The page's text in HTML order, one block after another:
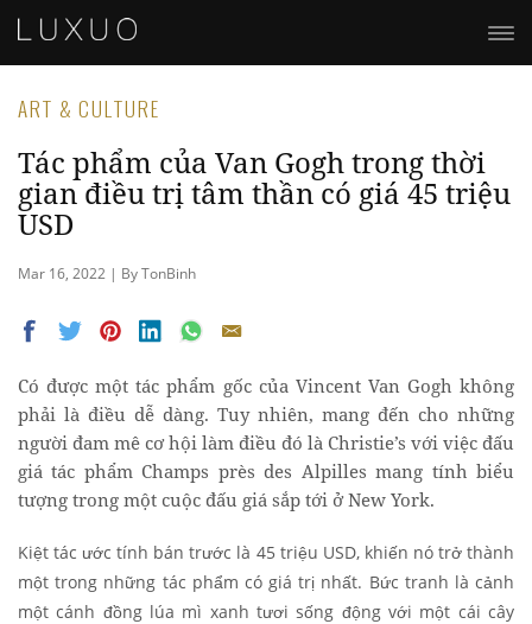
ART & CULTURE
Tác phẩm của Van Gogh trong thời
gian điều trị tâm thần có giá 45 triệu
USD
Mar 16, 2022 | By TonBinh
Có được một tác phẩm gốc của Vincent Van Gogh không
phải là điều dễ dàng. Tuy nhiên, mang đến cho những
người đam mê cơ hội làm điều đó là Christie’s với việc đấu
giá tác phẩm Champs près des Alpilles mang tính biểu
tượng trong một cuộc đấu giá sắp tới ở New York.
Kiệt tác ước tính bán trước là 45 triệu USD, khiến nó trở thành
một trong những tác phẩm có giá trị nhất. Bức tranh là cảnh
một cánh đồng lúa mì xanh tươi sống động với một cái cây